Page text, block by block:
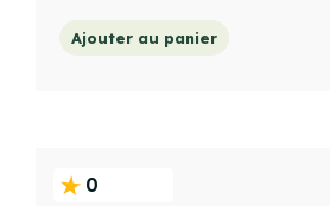
Ajouter au panier
0